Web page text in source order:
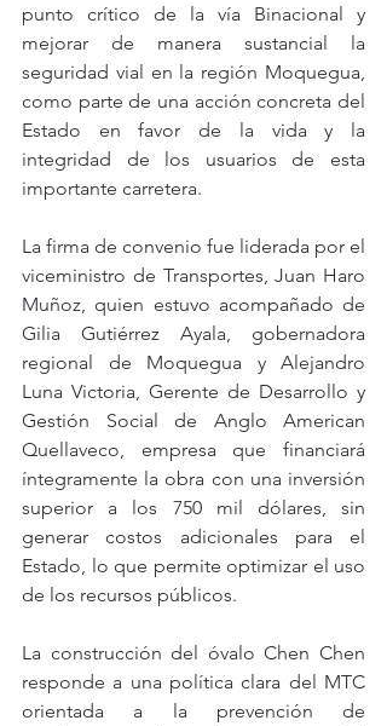
punto crítico de la vía Binacional y
mejorar de manera sustancial la
seguridad vial en la región Moquegua,
como parte de una acción concreta del
Estado en favor de la vida y la
integridad de los usuarios de esta
importante carretera.
La firma de convenio fue liderada por el
viceministro de Transportes, Juan Haro
Muñoz, quien estuvo acompañado de
Gilia Gutiérrez Ayala, gobernadora
regional de Moquegua y Alejandro
Luna Victoria, Gerente de Desarrollo y
Gestión Social de Anglo American
Quellaveco, empresa que financiará
íntegramente la obra con una inversión
superior a los 750 mil dólares, sin
generar costos adicionales para el
Estado, lo que permite optimizar el uso
de los recursos públicos.
La construcción del óvalo Chen Chen
responde a una política clara del MTC
orientada a la prevención de